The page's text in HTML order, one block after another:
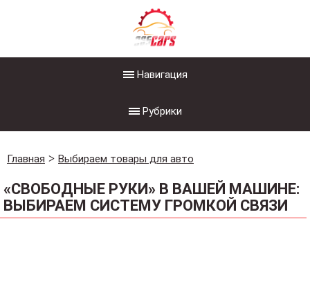
Навигация
Рубрики
Главная Выбираем товары для авто
«СВОБОДНЫЕ РУКИ» В ВАШЕЙ МАШИНЕ:
ВЫБИРАЕМ СИСТЕМУ ГРОМКОЙ СВЯЗИ